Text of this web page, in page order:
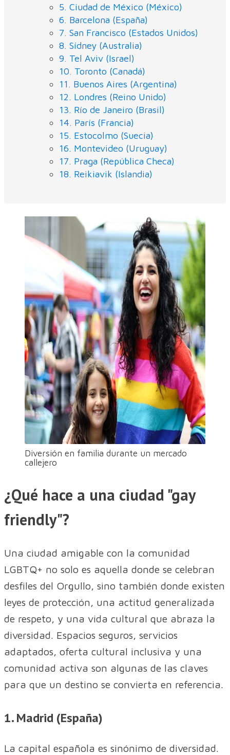
5. Ciudad de México (México)
6. Barcelona (España)
7. San Francisco (Estados Unidos)
8. Sídney (Australia)
9. Tel Aviv (Israel)
10. Toronto (Canadá)
11. Buenos Aires (Argentina)
12. Londres (Reino Unido)
13. Río de Janeiro (Brasil)
14. París (Francia)
15. Estocolmo (Suecia)
16. Montevideo (Uruguay)
17. Praga (República Checa)
18. Reikiavik (Islandia)
Diversión en familia durante un mercado
callejero
¿Qué hace a una ciudad "gay
friendly"?
Una ciudad amigable con la comunidad
LGBTQ+ no solo es aquella donde se celebran
desfiles del Orgullo, sino también donde existen
leyes de protección, una actitud generalizada
de respeto, y una vida cultural que abraza la
diversidad. Espacios seguros, servicios
adaptados, oferta cultural inclusiva y una
comunidad activa son algunas de las claves
para que un destino se convierta en referencia.
1. Madrid (España)
La capital española es sinónimo de diversidad.